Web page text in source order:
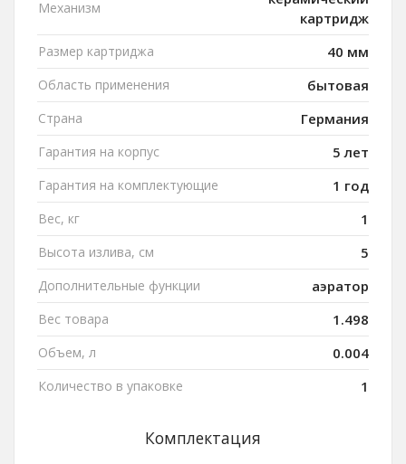
Механизм
картридж
Размер картриджа 40 мм
Область применения бытовая
Страна Германия
Гарантия на корпус 5 лет
Гарантия на комплектующие 1 год
Вес, кг 1
Высота излива, см 5
Дополнительные функции аэратор
Вес товара 1.498
Объем, л 0.004
Количество в упаковке 1
Комплектация